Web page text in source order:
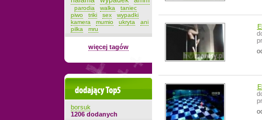
parodia walka
taniec
piwo
triki sex
wypadki
kamera
mumio ukryta
ani
pilka
mru
więcej tagów
Dodający top-5
borsuk
1206 dodanych